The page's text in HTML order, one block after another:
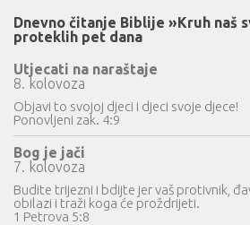
Dnevno čitanje Biblije »Kruh naš
proteklih pet dana
Utjecati na naraštaje
8. kolovoza
Objavi to svojoj djeci i djeci svoje djece!
Ponovljeni zak. 4:9
Bog je jači
7. kolovoza
Budite trijezni i bdijte jer vaš protivnik,
obilazi i traži koga će proždrijeti.
1 Petrova 5:8